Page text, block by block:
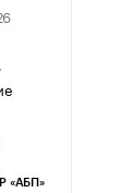
«АБП»